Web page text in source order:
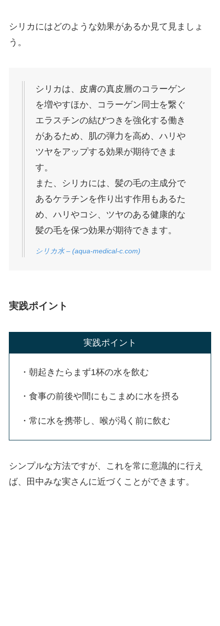
シリカにはどのような効果があるか見て見ましょ
う。
シリカは、皮膚の真皮層のコラーゲン
を増やすほか、コラーゲン同士を繋ぐ
エラスチンの結びつきを強化する働き
があるため、肌の弾力を高め、ハリや
ツヤをアップする効果が期待できま
す。
また、シリカには、髪の毛の主成分で
あるケラチンを作り出す作用もあるた
め、ハリやコシ、ツヤのある健康的な
髪の毛を保つ効果が期待できます。
シリカ水 – (aqua-medical-c.com)
実践ポイント
実践ポイント
・朝起きたらまず1杯の水を飲む
・食事の前後や間にもこまめに水を摂る
・常に水を携帯し、喉が渇く前に飲む
シンプルな方法ですが、これを常に意識的に行え
ば、田中みな実さんに近づくことができます。